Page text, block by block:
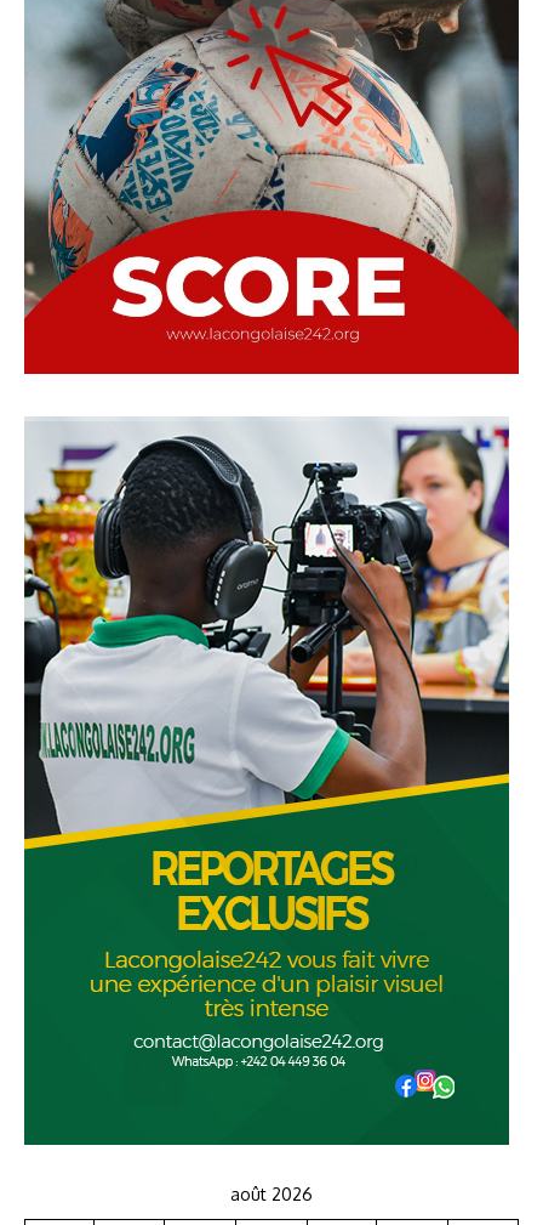
août 2026